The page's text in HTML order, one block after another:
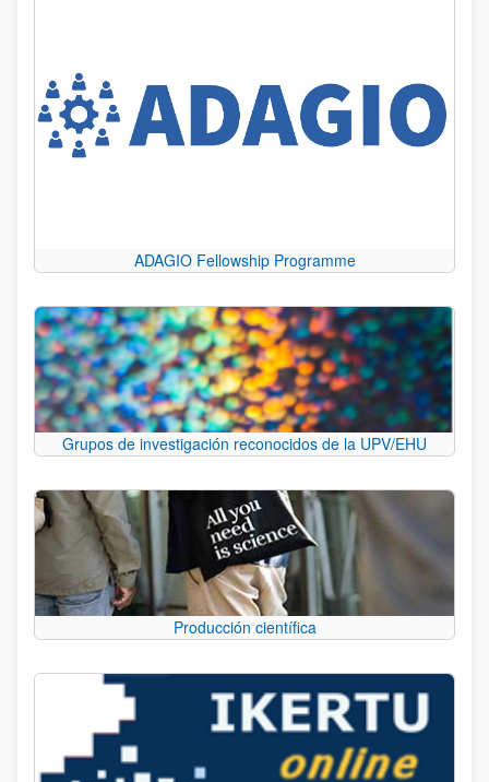
ADAGIO Fellowship Programme
Grupos de investigación reconocidos de la UPV/EHU
Producción científica